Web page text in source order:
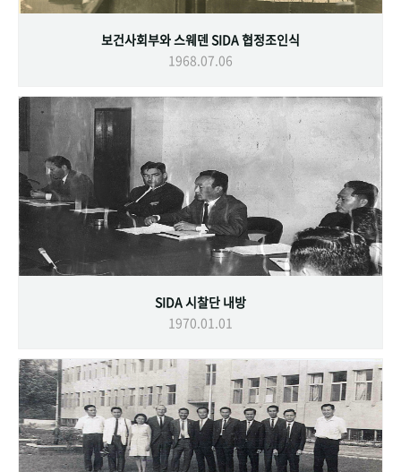
보건사회부와 스웨덴 SIDA 협정조인식
1968.07.06
SIDA 시찰단 내방
1970.01.01